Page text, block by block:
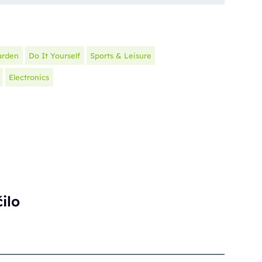
Do It Yourself Sports & Leisure
Electronics